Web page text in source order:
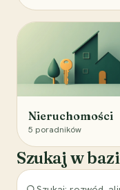
Nieruchomości
5 poradników
Szukaj w